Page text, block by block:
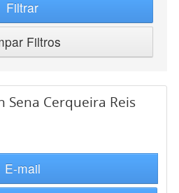
Filtrar
Filtros
Sena Cerqueira Reis
E-mail